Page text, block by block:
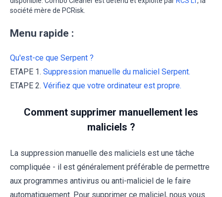
société mère de PCRisk.
Menu rapide :
Qu'est-ce que Serpent ?
ETAPE 1. Suppression manuelle du maliciel Serpent.
ETAPE 2. Vérifiez que votre ordinateur est propre.
Comment supprimer manuellement les
maliciels ?
La suppression manuelle des maliciels est une tâche
compliquée - il est généralement préférable de permettre
aux programmes antivirus ou anti-maliciel de le faire
automatiquement. Pour supprimer ce maliciel, nous vous